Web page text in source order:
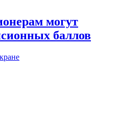
могут
баллов